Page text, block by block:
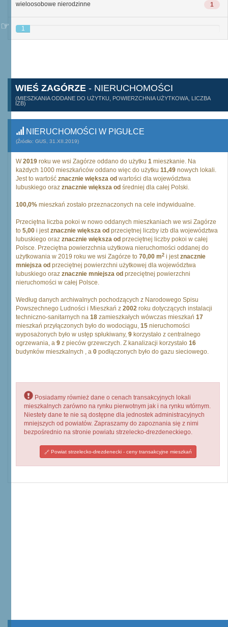
1
wieloosobowe nierodzinne
1
WIEŚ ZAGÓRZE - NIERUCHOMOŚCI
(MIESZKANIA ODDANE DO UŻYTKU, POWIERZCHNIA UŻYTKOWA, LICZBA
IZB)
NIERUCHOMOŚCI W PIGUŁCE
(Źródło: GUS, 31.XII.2019)
W2019 roku we wsi Zagórze oddano do użytku 1 mieszkanie. Na
każdych 1000 mieszkańców oddano więc do użytku 11,49 nowych lokali.
Jest to wartość znacznie większa od wartości dla województwa
lubuskiego oraz znacznie większa od średniej dla całej Polski.
100,0% mieszkań zostało przeznaczonych na cele indywidualne.
Przeciętna liczba pokoi w nowo oddanych mieszkaniach we wsi Zagórze
to 5,00 i jestznacznie większa od przeciętnej liczby izb dla województwa
lubuskiego oraz znacznie większa od przeciętnej liczby pokoi w całej
Polsce. Przeciętna powierzchnia użytkowa nieruchomości oddanej do
użytkowania w 2019 roku we wsi Zagórze to 70,00 m2 i jestznacznie
mniejsza od przeciętnej powierzchni użytkowej dla województwa
lubuskiego oraz znacznie mniejsza od przeciętnej powierzchni
nieruchomości w całej Polsce.
Według danych archiwalnych pochodzących z Narodowego Spisu
Powszechnego Ludności i Mieszkań z 2002 roku dotyczących instalacji
techniczno-sanitarnych na 18 zamieszkałych wówczas mieszkań 17
mieszkań przyłączonych było do wodociągu, 15 nieruchomości
wyposażonych było w ustęp spłukiwany, 9 korzystało z centralnego
ogrzewania, a 9 z pieców grzewczych. Z kanalizacji korzystało 16
budynków mieszkalnych , a 0 podłączonych było do gazu sieciowego.
Posiadamy również dane o cenach transakcyjnych lokali
mieszkalnych zarówno na rynku pierwotnym jak i na rynku wtórnym.
Niestety dane te nie są dostępne dla jednostek administracyjnych
mniejszych od powiatów. Zapraszamy do zapoznania się z nimi
bezpośrednio na stronie powiatu strzelecko-drezdeneckiego.
Powiat strzelecko-drezdenecki - ceny transakcyjne mieszkań